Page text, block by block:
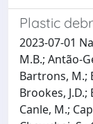
Plastic
2023-07-01
M.B.; Antão-
Bartrons, M.;
Brookes,
Canle, M.;